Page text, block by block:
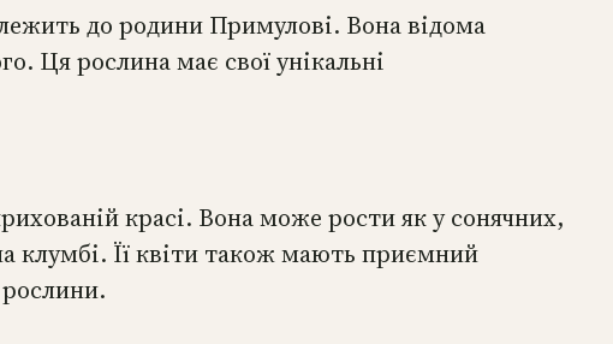
до родини Примулові. Вона відома
Ця рослина має свої унікальні
красі. Вона може рости як у сонячних,
клумбі. Її квіти також мають приємний